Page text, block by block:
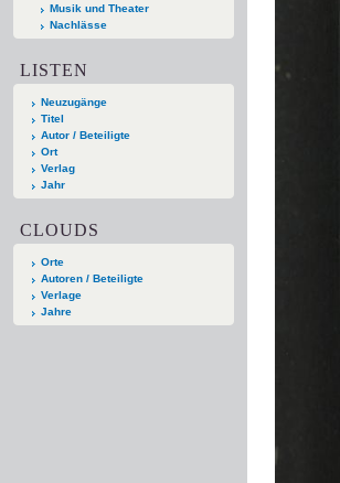
Musik und Theater
Nachlässe
LISTEN
Neuzugänge
Titel
Autor / Beteiligte
Ort
Verlag
Jahr
CLOUDS
Orte
Autoren / Beteiligte
Verlage
Jahre